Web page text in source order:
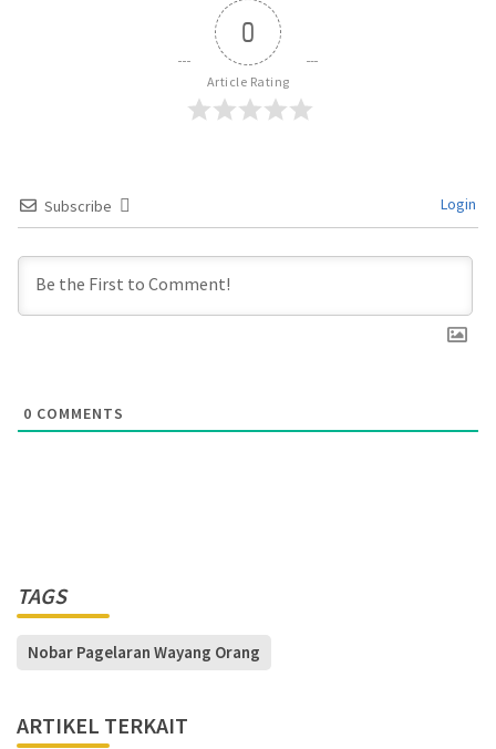
0
Article Rating
Subscribe Login
0 COMMENTS
TAGS
Nobar Pagelaran Wayang Orang
ARTIKEL TERKAIT